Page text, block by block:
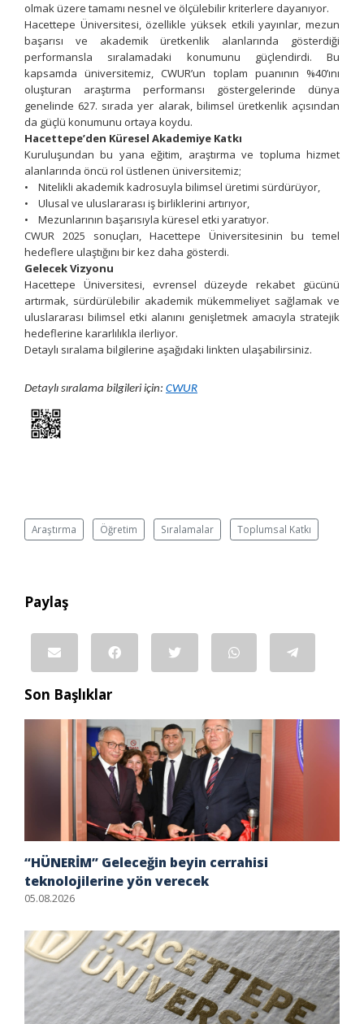
olmak üzere tamamı nesnel ve ölçülebilir kriterlere dayanıyor.
Hacettepe Üniversitesi, özellikle yüksek etkili yayınlar, mezun
başarısı ve akademik üretkenlik alanlarında gösterdiği
performansla sıralamadaki konumunu güçlendirdi. Bu
kapsamda üniversitemiz, CWUR’un toplam puanının %40’ını
oluşturan araştırma performansı göstergelerinde dünya
genelinde 627. sırada yer alarak, bilimsel üretkenlik açısından
da güçlü konumunu ortaya koydu.
Hacettepe’den Küresel Akademiye Katkı
Kuruluşundan bu yana eğitim, araştırma ve topluma hizmet
alanlarında öncü rol üstlenen üniversitemiz;
• Nitelikli akademik kadrosuyla bilimsel üretimi sürdürüyor,
• Ulusal ve uluslararası iş birliklerini artırıyor,
• Mezunlarının başarısıyla küresel etki yaratıyor.
CWUR 2025 sonuçları, Hacettepe Üniversitesinin bu temel
hedeflere ulaştığını bir kez daha gösterdi.
Gelecek Vizyonu
Hacettepe Üniversitesi, evrensel düzeyde rekabet gücünü
artırmak, sürdürülebilir akademik mükemmeliyet sağlamak ve
uluslararası bilimsel etki alanını genişletmek amacıyla stratejik
hedeflerine kararlılıkla ilerliyor.
Detaylı sıralama bilgilerine aşağıdaki linkten ulaşabilirsiniz.
Detaylı sıralama bilgileri için: CWUR
Araştırma Öğretim Sıralamalar Toplumsal Katkı
Paylaş
Son Başlıklar
“HÜNERİM” Geleceğin beyin cerrahisi
teknolojilerine yön verecek
05.08.2026